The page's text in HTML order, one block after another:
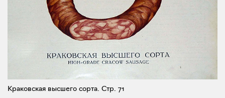
Краковская высшего сорта. Стр. 71